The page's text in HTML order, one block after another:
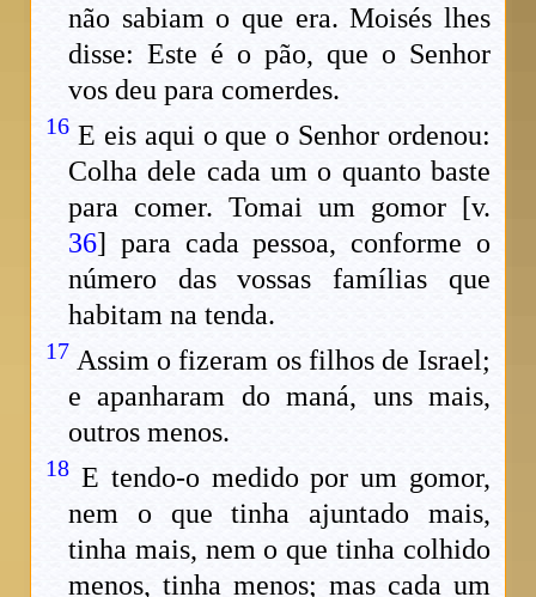
não sabiam o que era. Moisés lhes
disse: Este é o pão, que o Senhor
vos deu para comerdes.
16 E eis aqui o que o Senhor ordenou:
Colha dele cada um o quanto baste
para comer. Tomai um gomor [v.
36] para cada pessoa, conforme o
número das vossas famílias que
habitam na tenda.
17 Assim o fizeram os filhos de Israel;
e apanharam do maná, uns mais,
outros menos.
18 E tendo-o medido por um gomor,
nem o que tinha ajuntado mais,
tinha mais, nem o que tinha colhido
menos, tinha menos; mas cada um